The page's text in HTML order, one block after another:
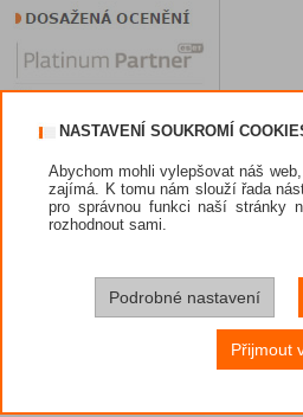
NASTAVENÍ SOUKROMÍ
Abychom mohli vylepšovat náš
zajímá. K tomu nám slouží řada
pro správnou funkci naší stránky
rozhodnout sami.
Podrobné nastavení
Přijmout